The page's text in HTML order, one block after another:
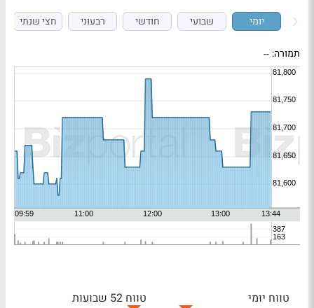
יומי שבועי חודשי רבעוני חצי שנתי
תמורה: --
טווח יומי
טווח 52 שבועות